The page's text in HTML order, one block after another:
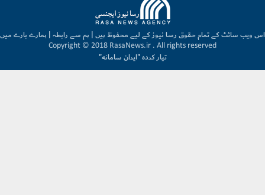
اس ویب ‫سائٹ‬ کے تمام حقوق رسا نیوز کے لیے محفوظ ہیں | ہم سے رابطہ | ہمارے بارے میں
Copyright © 2018 RasaNews.ir . All rights reserved
تیار کردہ"ایران سامانه"